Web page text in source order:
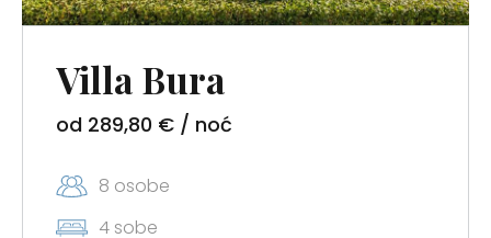
Villa Bura
od 289,80 € / noć
8 osobe
4 sobe